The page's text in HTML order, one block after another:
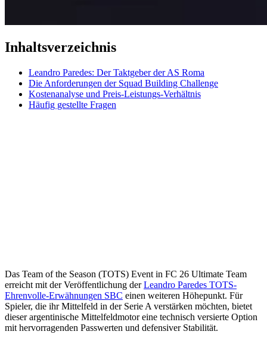
Inhaltsverzeichnis
Leandro Paredes: Der Taktgeber der AS Roma
Die Anforderungen der Squad Building Challenge
Kostenanalyse und Preis-Leistungs-Verhältnis
Häufig gestellte Fragen
Das Team of the Season (TOTS) Event in FC 26 Ultimate Team
erreicht mit der Veröffentlichung derLeandro Paredes TOTS-
Ehrenvolle-Erwähnungen SBC einen weiteren Höhepunkt. Für
Spieler, die ihr Mittelfeld in der Serie A verstärken möchten, bietet
dieser argentinische Mittelfeldmotor eine technisch versierte Option
mit hervorragenden Passwerten und defensiver Stabilität.